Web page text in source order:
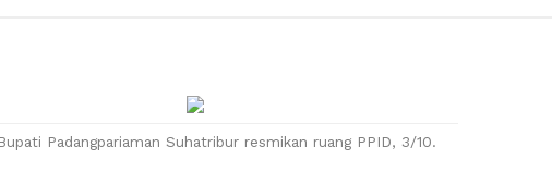
Padangpariaman Suhatribur resmikan ruang PPID, 3/10.